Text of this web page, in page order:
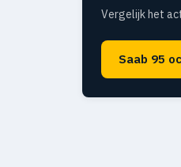
Vergelijk het
Saab 95